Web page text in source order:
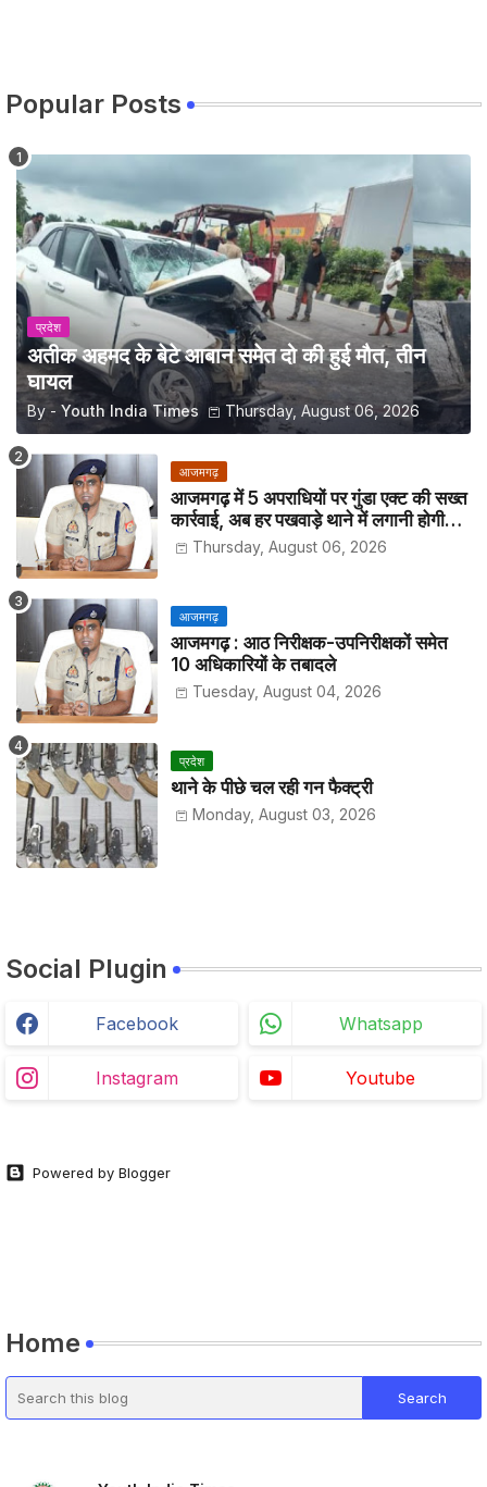
Popular Posts
प्रदेश
अतीक अहमद के बेटे आबान समेत दो की हुई मौत, तीन
घायल
By - Youth India Times Thursday, August 06, 2026
आजमगढ़
आजमगढ़ में 5 अपराधियों पर गुंडा एक्ट की सख्त
कार्रवाई, अब हर पखवाड़े थाने में लगानी होगी
हाजिरीThursday, August 06, 2026
आजमगढ़
आजमगढ़ : आठ निरीक्षक-उपनिरीक्षकों समेत
10 अधिकारियों के तबादले
Tuesday, August 04, 2026
प्रदेश
थाने के पीछे चल रही गन फैक्ट्री
Monday, August 03, 2026
Social Plugin
Facebook Whatsapp
Instagram Youtube
Powered by Blogger
Home